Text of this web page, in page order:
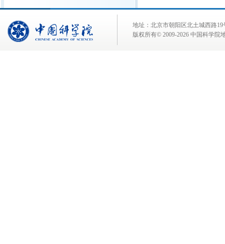
地址：北京市朝阳区北土城西路
版权所有© 2009-2026 中国科学院